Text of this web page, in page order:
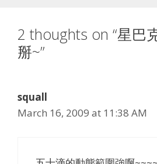
2 thoughts on “星巴
掰~”
squall
March 16, 2009 at 11:38 AM